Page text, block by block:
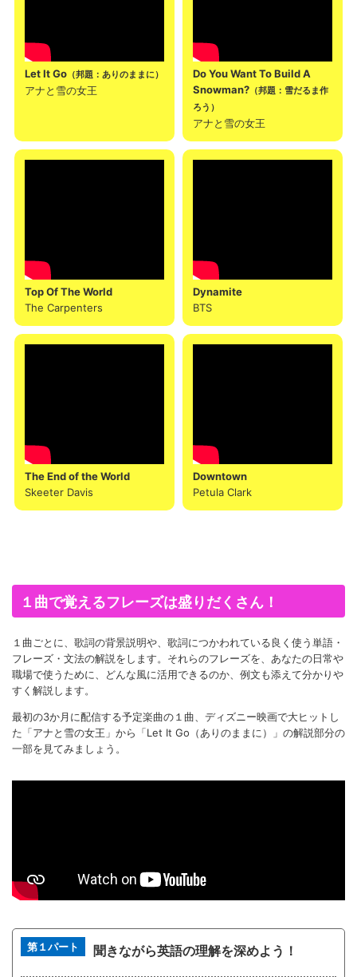
Let It Go （邦題：ありのままに）
アナと雪の女王
Do You Want To Build A
Snowman? （邦題：雪だるま作
ろう）
アナと雪の女王
Top Of The World
The Carpenters
Dynamite
BTS
The End of the World
Skeeter Davis
Downtown
Petula Clark
１曲で覚えるフレーズは盛りだくさん！
１曲ごとに、歌詞の背景説明や、歌詞につかわれている良く使う単語・
フレーズ・文法の解説をします。それらのフレーズを、あなたの日常や
職場で使うために、どんな風に活用できるのか、例文も添えて分かりや
すく解説します。
最初の3か月に配信する予定楽曲の１曲、ディズニー映画で大ヒットし
た「アナと雪の女王」から「Let It Go（ありのままに）」の解説部分の
一部を見てみましょう。
第１パート 聞きながら英語の理解を深めよう！